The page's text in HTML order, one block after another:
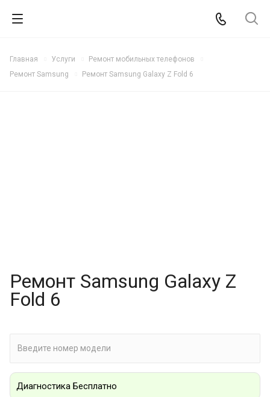
Главная Услуги
Ремонт мобильных телефонов
Ремонт Samsung
Ремонт Samsung Galaxy Z Fold 6
Ремонт Samsung Galaxy Z
Fold 6
Диагностика Бесплатно